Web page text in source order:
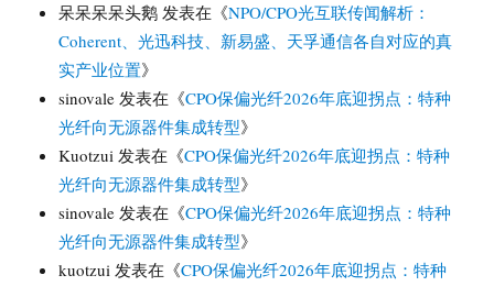
呆呆呆呆头鹅 发表在《NPO/CPO光互联传闻解析：
Coherent、光迅科技、新易盛、天孚通信各自对应的真
实产业位置》
sinovale 发表在《CPO保偏光纤2026年底迎拐点：特种
光纤向无源器件集成转型》
Kuotzui 发表在《CPO保偏光纤2026年底迎拐点：特种
光纤向无源器件集成转型》
sinovale 发表在《CPO保偏光纤2026年底迎拐点：特种
光纤向无源器件集成转型》
kuotzui 发表在《CPO保偏光纤2026年底迎拐点：特种